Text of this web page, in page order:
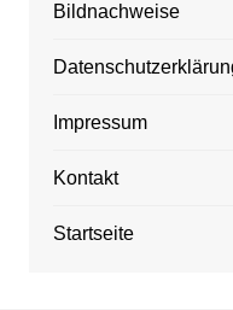
Bildnachweise
Impressum
Kontakt
Startseite